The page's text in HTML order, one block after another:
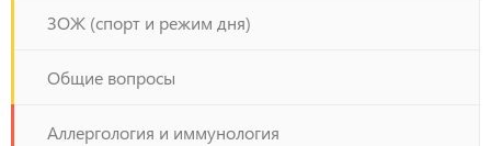
ЗОЖ (спорт и режим дня)
Общие вопросы
Аллергология и иммунология